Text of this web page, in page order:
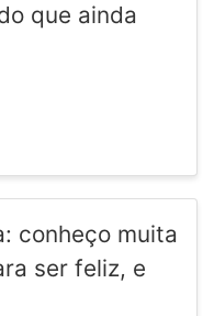
que ainda
conheço muita
ser feliz, e